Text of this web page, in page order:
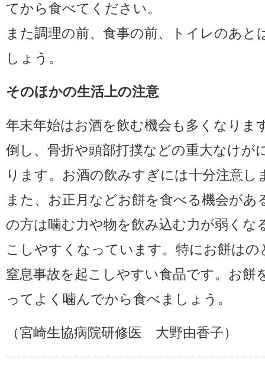
てから食べてください。
また調理の前、食事の前、トイレのあと
しょう。
そのほかの生活上の注意
年末年始はお酒を飲む機会も多くなりま
倒し、骨折や頭部打撲などの重大なけが
ります。お酒の飲みすぎには十分注意し
また、お正月などお餅を食べる機会があ
の方は噛む力や物を飲み込む力が弱くな
こしやすくなっています。特にお餅は
窒息事故を起こしやすい食品です。お餅
ってよく噛んでから食べましょう。
（宮崎生協病院研修医 大野由香子）